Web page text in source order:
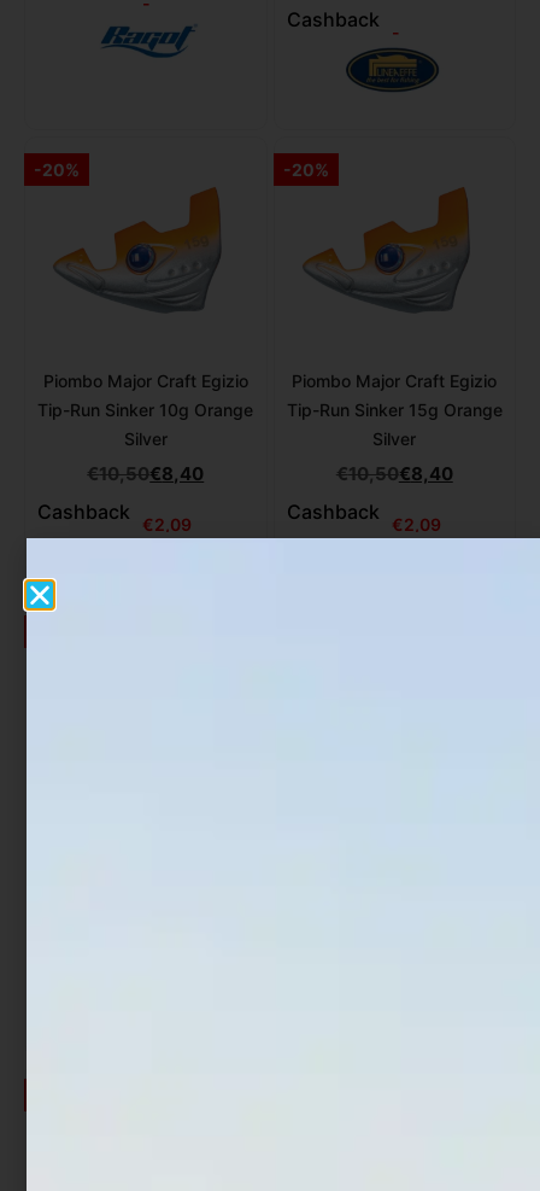
Cashback
-
-20%
Piombo Major Craft Egizio
Tip-Run Sinker 10g Orange
Silver
€10,50€8,40
Cashback
€2,09
-20%
Piombo Major Craft Egizio
Tip-Run Sinker 15g Orange
Silver
€10,50€8,40
Cashback
€2,09